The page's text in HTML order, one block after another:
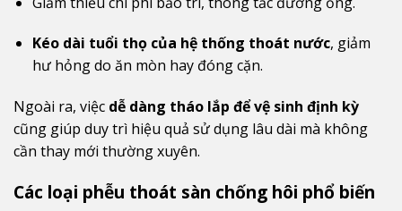
Kéo dài tuổi thọ của hệ thống thoát nước, giảm
hư hỏng do ăn mòn hay đóng cặn.
Ngoài ra, việc dễ dàng tháo lắp để vệ sinh định kỳ
cũng giúp duy trì hiệu quả sử dụng lâu dài mà không
cần thay mới thường xuyên.
Các loại phễu thoát sàn chống hôi phổ biến